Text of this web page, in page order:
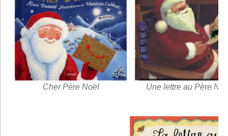
Cher Père Noël Une lettre au Père